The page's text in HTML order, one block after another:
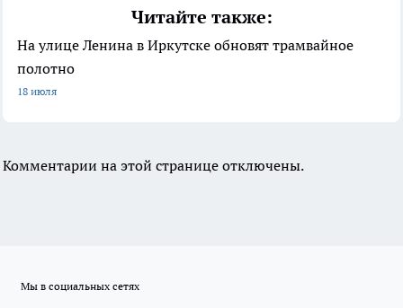
Читайте также:
На улице Ленина в Иркутске обновят трамвайное
полотно
18 июля
Комментарии на этой странице отключены.
Мы в социальных сетях